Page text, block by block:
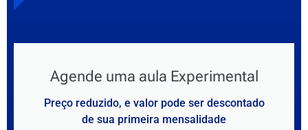
Agende uma aula Experimental
Preço reduzido, e valor pode ser descontado
de sua primeira mensalidade